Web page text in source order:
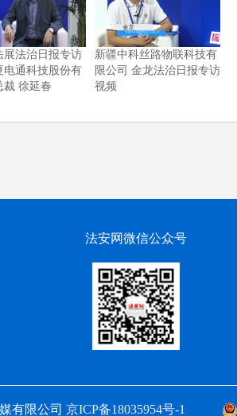
展法治日报专访
电通科技股份有
裁 徐延春
新疆中科丝路物联科技有
限公司 金龙法治日报专访
视频
法安网微信公众号
有限公司 京ICP备18035954号-1